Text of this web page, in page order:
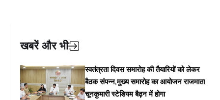
खबरें और भी
स्वतंत्रता दिवस समारोह की तैयारियों को लेकर
बैठक संपन्न,मुख्य समारोह का आयोजन राजमाता
चूनकुमारी स्टेडियम बैढ़न में होगा